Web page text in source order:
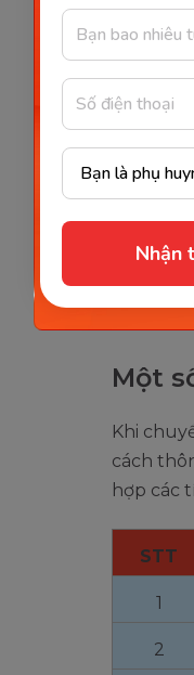
Nhận
Đối với
coi là
sánh,
cho các
Ví dụ:
So
Một
Khi
cách
hợp các
STT
1
2